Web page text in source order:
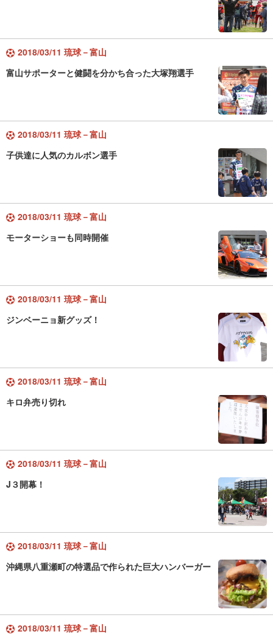
2018/03/11 琉球－富山
富山サポーターと健闘を分かち合った大塚翔選手
2018/03/11 琉球－富山
子供達に人気のカルボン選手
2018/03/11 琉球－富山
モーターショーも同時開催
2018/03/11 琉球－富山
ジンベーニョ新グッズ！
2018/03/11 琉球－富山
キロ弁売り切れ
2018/03/11 琉球－富山
J３開幕！
2018/03/11 琉球－富山
沖縄県八重瀬町の特選品で作られた巨大ハンバーガー
2018/03/11 琉球－富山